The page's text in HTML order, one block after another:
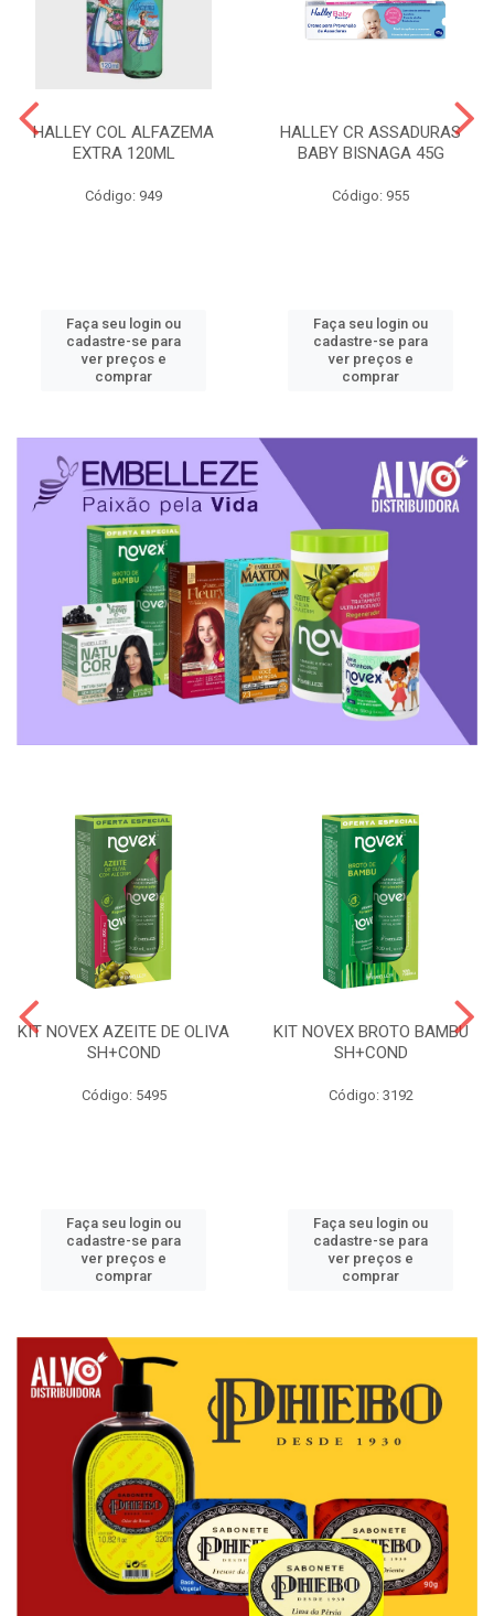
HALLEY COL ALFAZEMA
EXTRA 120ML
Código: 949
Faça seu login ou
cadastre-se para
ver preços e
comprar
HALLEY CR ASSADURAS
BABY BISNAGA 45G
Código: 955
Faça seu login ou
cadastre-se para
ver preços e
comprar
KIT NOVEX AZEITE DE OLIVA
SH+COND
Código: 5495
Faça seu login ou
cadastre-se para
ver preços e
comprar
KIT NOVEX BROTO BAMBU
SH+COND
Código: 3192
Faça seu login ou
cadastre-se para
ver preços e
comprar